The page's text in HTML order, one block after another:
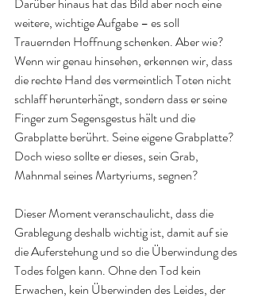
weitere, wichtige Aufgabe – es soll
Trauernden Hoffnung schenken. Aber wie?
Wenn wir genau hinsehen, erkennen wir, dass
die rechte Hand des vermeintlich Toten nicht
schlaff herunterhängt, sondern dass er seine
Finger zum Segensgestus hält und die
Grabplatte berührt. Seine eigene Grabplatte?
Doch wieso sollte er dieses, sein Grab,
Mahnmal seines Martyriums, segnen?
Dieser Moment veranschaulicht, dass die
Grablegung deshalb wichtig ist, damit auf sie
die Auferstehung und so die Überwindung des
Todes folgen kann. Ohne den Tod kein
Erwachen, kein Überwinden des Leides, der